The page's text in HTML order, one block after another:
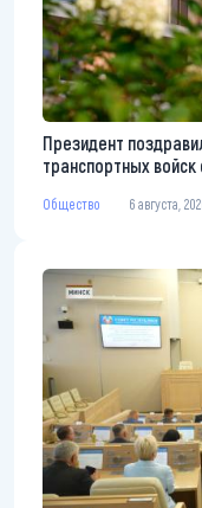
Президент
транспортных
Общество 6 августа,